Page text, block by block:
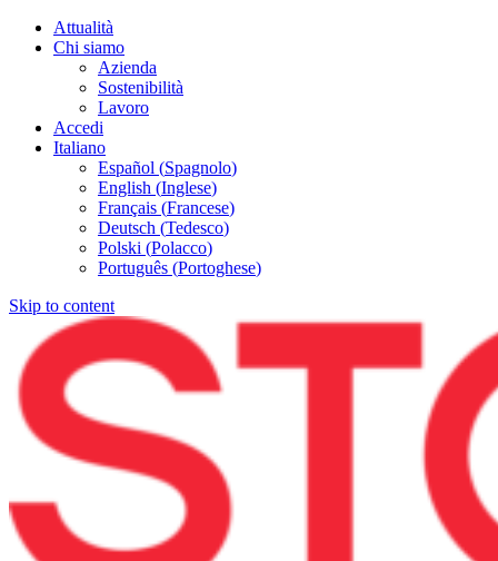
Attualità
Chi siamo
Azienda
Sostenibilità
Lavoro
Accedi
Italiano
Español (Spagnolo)
English (Inglese)
Français (Francese)
Deutsch (Tedesco)
Polski (Polacco)
Português (Portoghese)
Skip to content